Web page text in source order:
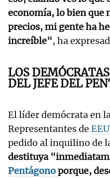
economía, lo bien que
precios, mi gente ha
increíble", ha
LOS
DEL JEFE DEL
El líder demócrata en
Representantes de
pedido al inquilino de
destituya
Pentágonoporque,